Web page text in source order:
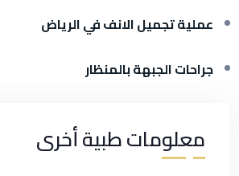
عملية تجميل الانف في الرياض
جراحات الجبهة بالمنظار
معلومات طبية أخرى